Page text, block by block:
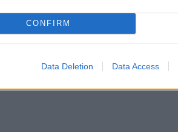
CONFIRM
Data Deletion Data Access